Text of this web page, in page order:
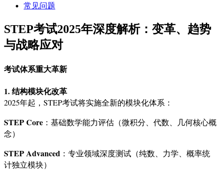
常见问题
STEP考试2025年深度解析：变革、趋势
与战略应对
考试体系重大革新
1. 结构模块化改革
2025年起，STEP考试将实施全新的模块化体系：
STEP Core ：基础数学能力评估（微积分、代数、几何核心概
念）
STEP Advanced ：专业领域深度测试（纯数、力学、概率统
计独立模块）